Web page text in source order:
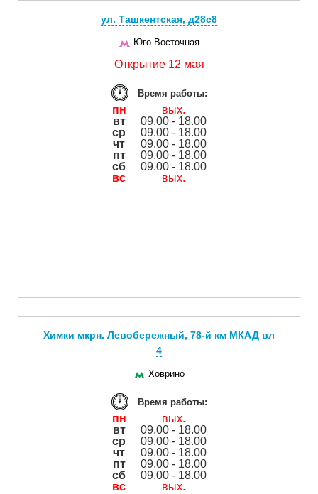
ул. Ташкентская, д28с8
Юго-Восточная
Открытие 12 мая
Время работы:
пн
вых.
вт
09.00 - 18.00
ср
09.00 - 18.00
чт
09.00 - 18.00
пт
09.00 - 18.00
сб
09.00 - 18.00
вс
вых.
Химки мкрн. Левобережный, 78-й км МКАД вл
4
Ховрино
Время работы:
пн
вых.
вт
09.00 - 18.00
ср
09.00 - 18.00
чт
09.00 - 18.00
пт
09.00 - 18.00
сб
09.00 - 18.00
вс
вых.